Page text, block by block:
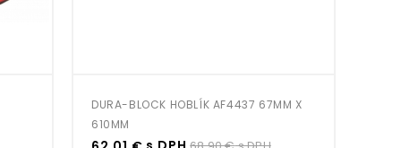
DURA-BLOCK HOBLÍK AF4437 67MM X
610MM
Cena
Bežná